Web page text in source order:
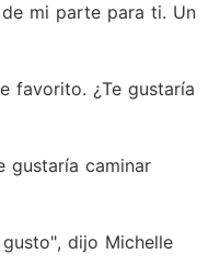
mi parte para ti. Un
favorito. ¿Te gustaría
gustaría caminar
dijo Michelle